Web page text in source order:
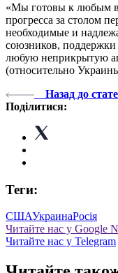
«Мы готовы к любым
прогресса за столом
необходимые и
союзников, поддержки
любую неприкрытую
(относительно
Назад до
Поділитися:
Теги:
СШАУкраинаРосія
Читайте нас у Google
Читайте нас у Telegram